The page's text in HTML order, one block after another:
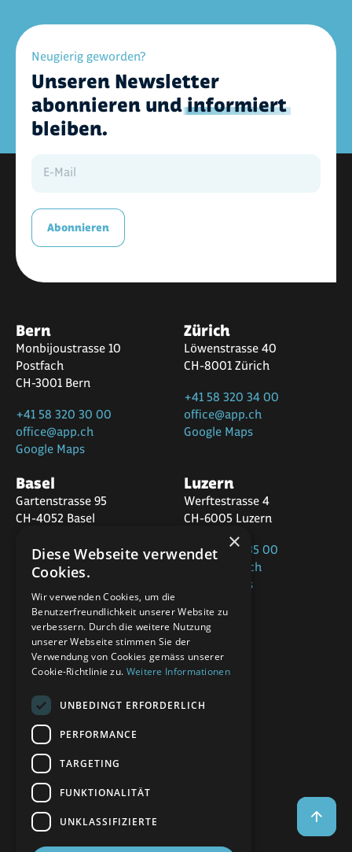
Neugierig geworden?
Unseren Newsletter
abonnieren undinformiert
bleiben.
Abonnieren
Bern
Monbijoustrasse 10
Postfach
CH-3001 Bern
+41 58 320 30 00
office@app.ch
Google Maps
Zürich
Löwenstrasse 40
CH-8001 Zürich
+41 58 320 34 00
office@app.ch
Google Maps
Basel
Gartenstrasse 95
CH-4052 Basel
+41 58 320 36 00
office@app.ch
Luzern
Werftestrasse 4
CH-6005 Luzern
+41 58 320 35 00
office@app.ch
Google Maps
St.Gallen
Marktplatz 22
CH-9000 St.Gallen
office@app.ch
Google Maps
Folgen Sie uns
×
Diese Webseite verwendet
Cookies.
Wir verwenden Cookies, um die
Benutzerfreundlichkeit unserer Website zu
verbessern. Durch die weitere Nutzung
unserer Webseite stimmen Sie der
Verwendung von Cookies gemäss unserer
Cookie-Richtlinie zu. Weitere Informationen
UNBEDINGT ERFORDERLICH
PERFORMANCE
TARGETING
FUNKTIONALITÄT
UNKLASSIFIZIERTE